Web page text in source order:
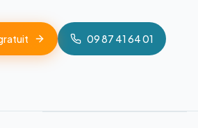
09 87 41 64 01